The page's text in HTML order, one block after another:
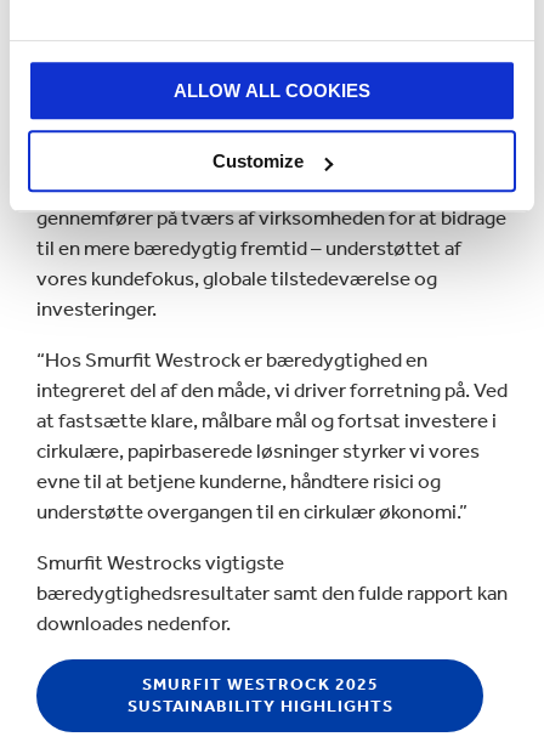
ALLOW ALL COOKIES
Customize
fodaftryk. Jeg er overbevist om, at bæredygtig
Garrett Quinn, Group Head of Sustainability, Branding
and Communications hos Smurfit Westrock, tilføjer:
“Denne rapport illustrerer tydelig de initiativer, vi
gennemfører på tværs af virksomheden for at bidrage
til en mere bæredygtig fremtid – understøttet af
vores kundefokus, globale tilstedeværelse og
investeringer.
“Hos Smurfit Westrock er bæredygtighed en
integreret del af den måde, vi driver forretning på. Ved
at fastsætte klare, målbare mål og fortsat investere i
cirkulære, papirbaserede løsninger styrker vi vores
evne til at betjene kunderne, håndtere risici og
understøtte overgangen til en cirkulær økonomi.”
Smurfit Westrocks vigtigste
bæredygtighedsresultater samt den fulde rapport kan
downloades nedenfor.
SMURFIT WESTROCK 2025
SUSTAINABILITY HIGHLIGHTS